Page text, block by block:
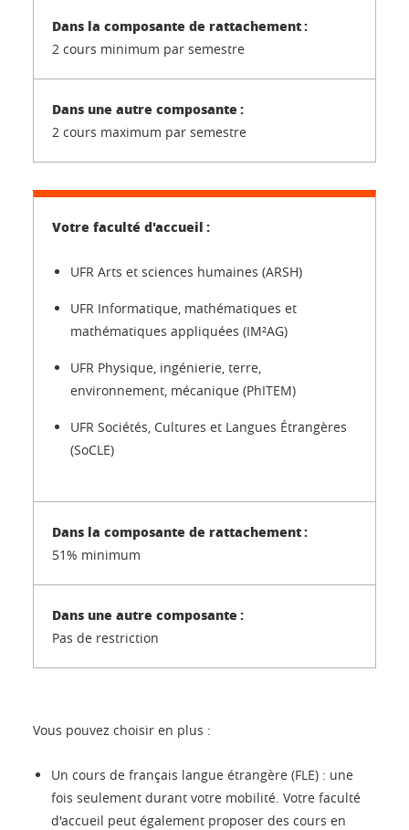
2 cours minimum par semestre
2 cours maximum par semestre
UFR Arts et sciences humaines (ARSH)
UFR Informatique, mathématiques et
mathématiques appliquées (IM²AG)
UFR Physique, ingénierie, terre,
environnement, mécanique (PhITEM)
UFR Sociétés, Cultures et Langues Étrangères
(SoCLE)
51% minimum
Pas de restriction
Vous pouvez choisir en plus :
Un cours de français langue étrangère (FLE) : une
fois seulement durant votre mobilité. Votre faculté
d'accueil peut également proposer des cours en